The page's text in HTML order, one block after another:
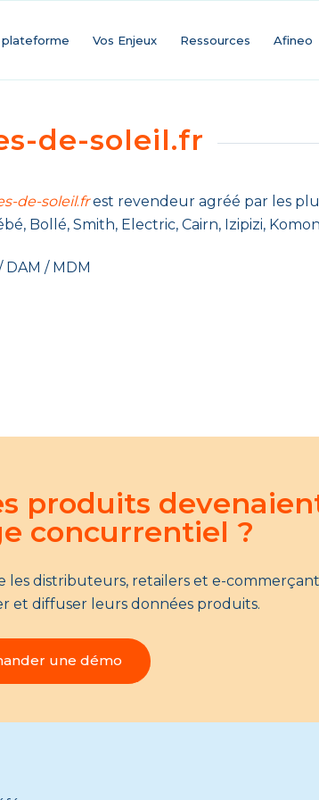
plateforme Vos Enjeux Ressources Afineo
de-soleil.fr
de-soleil.frest revendeur agréé par les
Bollé, Smith, Electric, Cairn, Izipizi,
DAM / MDM
produits
concurrentiel ?
les distributeurs, retailers et e-
et diffuser leurs données produits.
une démo